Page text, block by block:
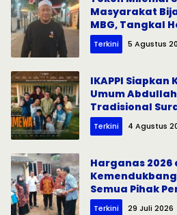
Masyarakat
MBG, Tangkal
Terkini 5 Agustus
IKAPPI Siapkan
Umum
Tradisional
Terkini 4 Agustus
Harganas 2026
Semua Pihak
Stunting
Terkini 29 Juli 2026